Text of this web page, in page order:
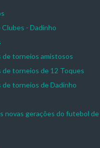
- Dadinho
torneios amistosos
torneios de 12 Toques
torneios de Dadinho
novas gerações do futebol de